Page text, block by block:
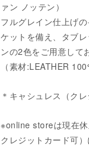
ァン ノッテン）
フルグレイン仕上げ
ケットを備え、タブ
ンの2色をご用意して
（素材:LEATHER
＊キャシュレス（ク
※online storeは現在
クレジットカード可